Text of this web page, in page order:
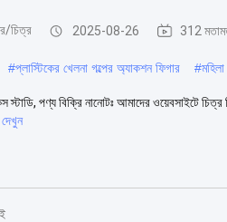
চিত্র 2025-08-26 312
#প্লাস্টিকের খেলনা গল্পের অ্যাকশন ফিগার #
স্টাডি, পণ্য বিক্রি নানোটঃ আমাদের ওয়েবসাইটে